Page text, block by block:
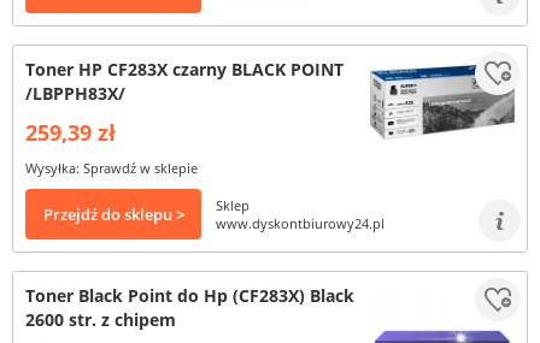
Toner HP CF283X czarny BLACK POINT
/LBPPH83X/
259,39 zł
Wysyłka: Sprawdź w sklepie
Przejdź do sklepu >
Sklep
www.dyskontbiurowy24.pl
Toner Black Point do Hp (CF283X) Black
2600 str. z chipem